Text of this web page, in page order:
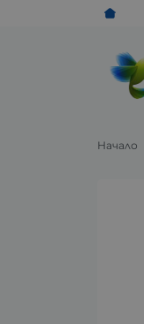
Начало